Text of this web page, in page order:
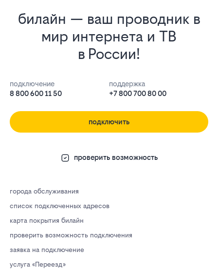
билайн — ваш проводник в
мир интернета и ТВ
в России!
подключение
8 800 600 11 50
поддержка
+7 800 700 80 00
подключить
проверить возможность
города обслуживания
список подключенных адресов
карта покрытия билайн
проверить возможность подключения
заявка на подключение
услуга «Переезд»